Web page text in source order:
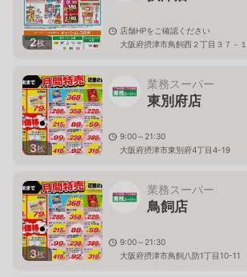
2枚
店舗HPをご確認ください
大阪府摂津市鳥飼西２丁目３７－１
3枚
業務スーパー
東別府店
9:00～21:30
大阪府摂津市東別府4丁目4-19
3枚
業務スーパー
鳥飼店
9:00～21:30
大阪府摂津市鳥飼八防1丁目10-11